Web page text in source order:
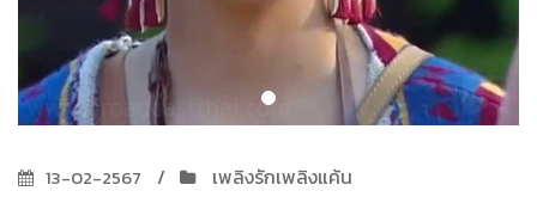
13-02-2567
เพลิงรักเพลิงแค้น